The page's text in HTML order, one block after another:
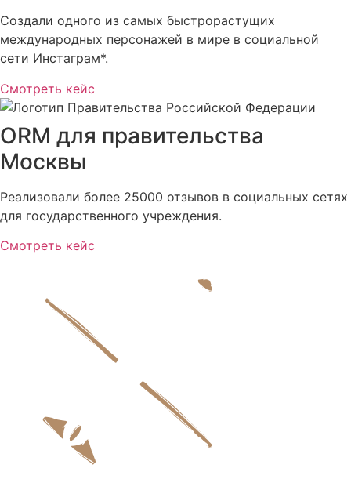
Создали одного из самых быстрорастущих
международных персонажей в мире в социальной
сети Инстаграм*.
Смотреть кейс
ORM для правительства
Москвы
Реализовали более 25000 отзывов в социальных сетях
для государственного учреждения.
Смотреть кейс